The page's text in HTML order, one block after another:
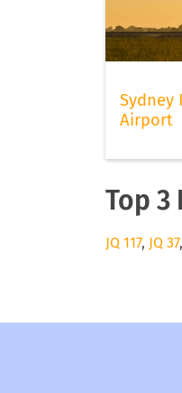
Sydney
Airport
Top 3
JQ 117, JQ 37,